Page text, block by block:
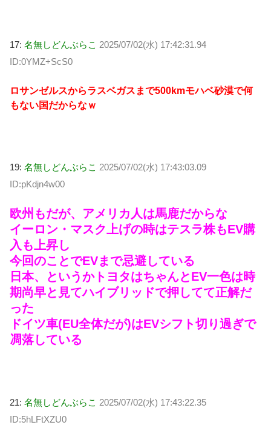
17: 名無しどんぶらこ 2025/07/02(水) 17:42:31.94
ID:0YMZ+ScS0
ロサンゼルスからラスベガスまで500kmモハベ砂漠で何
もない国だからなｗ
19: 名無しどんぶらこ 2025/07/02(水) 17:43:03.09
ID:pKdjn4w00
欧州もだが、アメリカ人は馬鹿だからな
イーロン・マスク上げの時はテスラ株もEV購
入も上昇し
今回のことでEVまで忌避している
日本、というかトヨタはちゃんとEV一色は時
期尚早と見てハイブリッドで押してて正解だ
った
ドイツ車(EU全体だが)はEVシフト切り過ぎで
凋落している
21: 名無しどんぶらこ 2025/07/02(水) 17:43:22.35
ID:5hLFtXZU0